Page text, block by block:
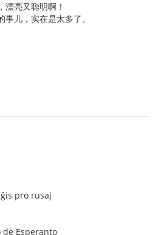
亮又聪明啊！
儿，实在是太多了。
pro rusaj
de Esperanto